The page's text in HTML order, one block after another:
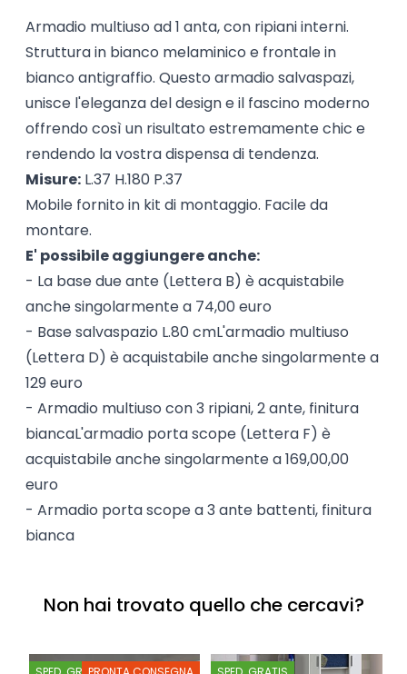
Armadio multiuso ad 1 anta, con ripiani interni.
Struttura in bianco melaminico e frontale in
bianco antigraffio. Questo armadio salvaspazi,
unisce l'eleganza del design e il fascino moderno
offrendo così un risultato estremamente chic e
rendendo la vostra dispensa di tendenza.
Misure:L.37 H.180 P.37
Mobile fornito in kit di montaggio. Facile da
montare.
E' possibile aggiungere anche:
- La base due ante (Lettera B) è acquistabile
anche singolarmente a 74,00 euro
- Base salvaspazio L.80 cmL'armadio multiuso
(Lettera D) è acquistabile anche singolarmente a
129 euro
- Armadio multiuso con 3 ripiani, 2 ante, finitura
biancaL'armadio porta scope (Lettera F) è
acquistabile anche singolarmente a 169,00,00
euro
- Armadio porta scope a 3 ante battenti, finitura
bianca
Non hai trovato quello che cercavi?